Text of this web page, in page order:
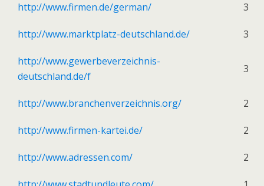
http://www.firmen.de/german/ 3
http://www.marktplatz-deutschland.de/ 3
http://www.gewerbeverzeichnis-
deutschland.de/f
3
http://www.branchenverzeichnis.org/ 2
http://www.firmen-kartei.de/ 2
http://www.adressen.com/ 2